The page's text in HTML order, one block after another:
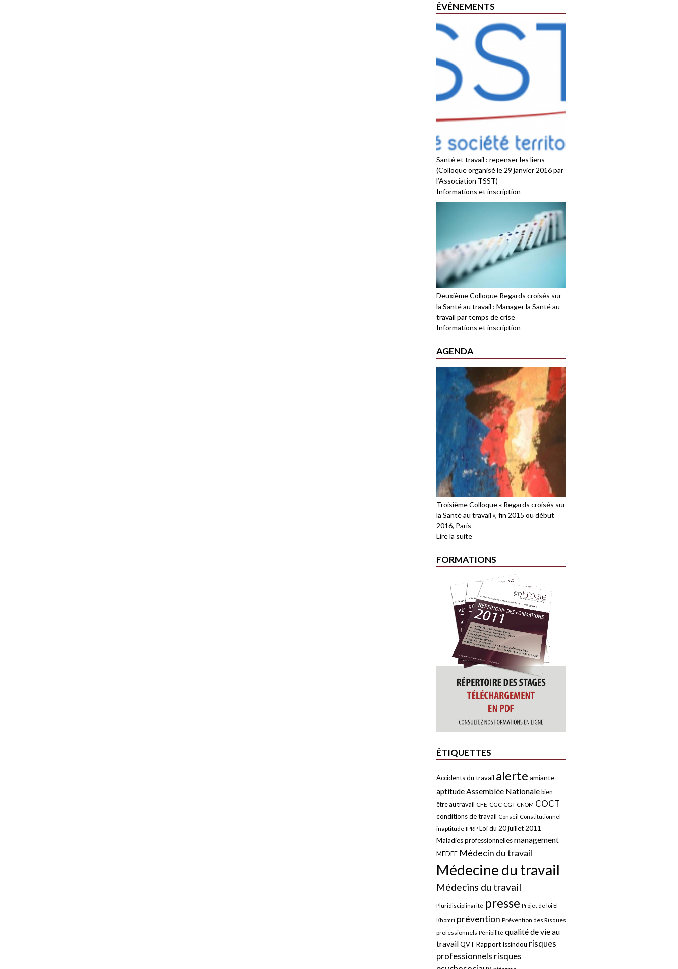
ÉVÉNEMENTS
Santé et travail : repenser les liens
(Colloque organisé le 29 janvier 2016 par
l’Association TSST)
Informations et inscription
Deuxième Colloque Regards croisés sur
la Santé au travail : Manager la Santé au
travail par temps de crise
Informations et inscription
AGENDA
Troisième Colloque « Regards croisés sur
la Santé au travail », fin 2015 ou début
2016, Paris
Lire la suite
FORMATIONS
ÉTIQUETTES
Accidents du travail alerte amiante
aptitudeAssemblée Nationale bien-
être au travail CFE-CGC CGT CNOM COCT
conditions de travail Conseil Constitutionnel
inaptitude IPRP Loi du 20 juillet 2011
Maladies professionnellesmanagement
MEDEF Médecin du travail
Médecine du travail
Médecins du travail
Pluridisciplinarité presse Projet de loi El
Khomri prévention Prévention des Risques
professionnels Pénibilité qualité de vie au
travailQVT Rapport Issindou risques
professionnels risques